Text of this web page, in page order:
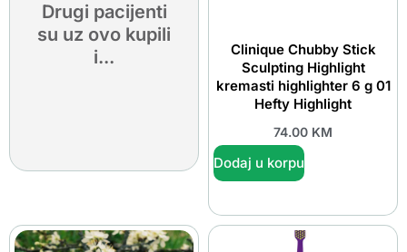
Drugi pacijenti
su uz ovo kupili
i...
Clinique Chubby Stick
Sculpting Highlight
kremasti highlighter 6 g 01
Hefty Highlight
74.00 KM
Dodaj u korpu